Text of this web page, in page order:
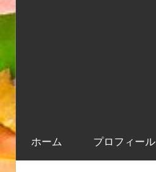
ホーム プロフィール